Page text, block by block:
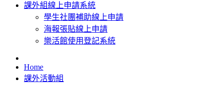
課外組線上申請系統
學生社團補助線上申請
海報張貼線上申請
樂活館使用登記系統
Home
課外活動組